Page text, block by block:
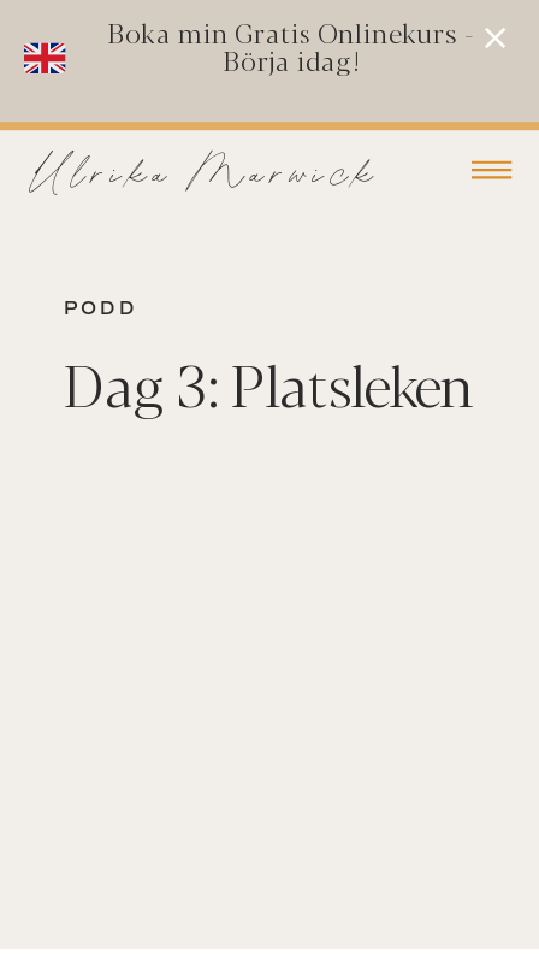
Boka min Gratis Onlinekurs -
Börja idag!
Ulrika Marwick
PODD
Dag 3: Platsleken